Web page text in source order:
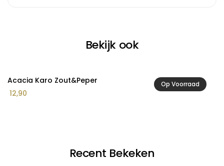
Bekijk ook
Op Voorraad
Acacia Karo Zout&Peper
12,90
Recent Bekeken